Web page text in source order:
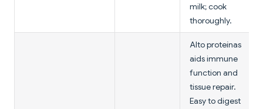
milk; cook
thoroughly.
Alto proteínas
aids immune
function and
tissue repair.
Easy to digest